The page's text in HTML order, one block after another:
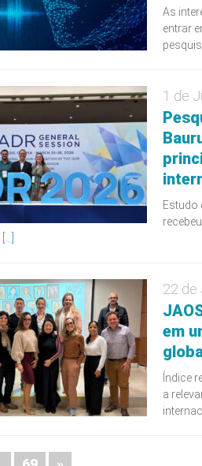
As
entrar
1 de
Estudo
22 de
em
Índice
a